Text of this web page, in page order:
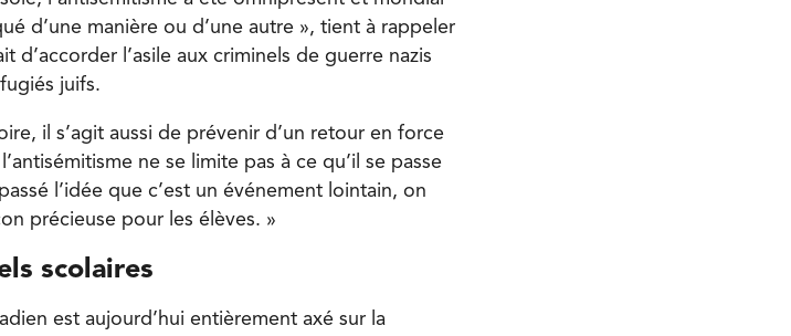
d’une manière ou d’une autre », tient à rappeler
d’accorder l’asile aux criminels de guerre nazis
juifs.
il s’agit aussi de prévenir d’un retour en force
ne se limite pas à ce qu’il se passe
l’idée que c’est un événement lointain, on
précieuse pour les élèves. »
scolaires
est aujourd’hui entièrement axé sur la